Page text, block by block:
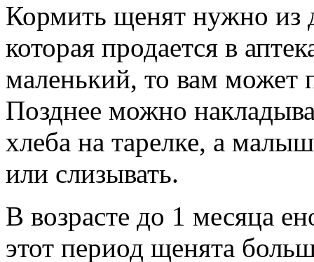
Кормить щенят нужно из
которая продается в
маленький, то вам может
Позднее можно
хлеба на тарелке, а
или слизывать.
В возрасте до 1 месяца
этот период щенята